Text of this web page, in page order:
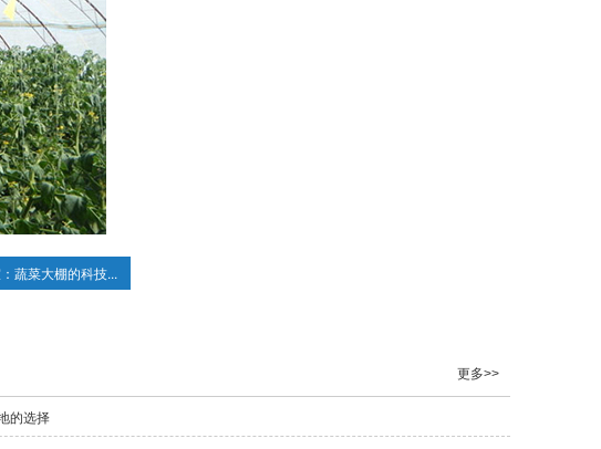
蔬菜大棚的科技...
更多>>
的选择